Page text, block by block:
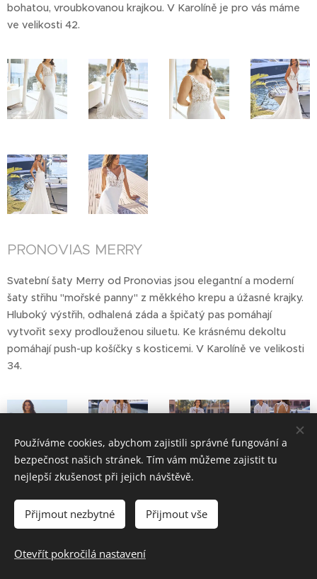
bohatou, vroubkovanou krajkou. V Karolíně je pro vás máme
ve velikosti 42.
PRONOVIAS MERRY
Svatební šaty Merry od Pronovias jsou elegantní a moderní
šaty střihu "mořské panny" z měkkého krepu a úžasné krajky.
Hluboký výstřih, odhalená záda a špičatý pas pomáhají
vytvořit sexy prodlouženou siluetu. Ke krásnému dekoltu
pomáhají push-up košíčky s kosticemi. V Karolíně ve velikosti
34.
Používáme cookies, abychom zajistili správné fungování a
bezpečnost našich stránek. Tím vám můžeme zajistit tu
nejlepší zkušenost při jejich návštěvě.
Přijmout nezbytné Přijmout vše
Otevřít pokročilá nastavení